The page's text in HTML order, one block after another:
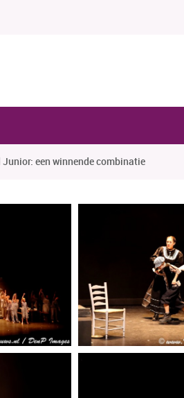
Junior: een winnende combinatie